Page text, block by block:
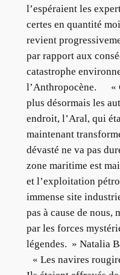
l’espéraient les
certes en quantité
revient
par rapport aux
catastrophe
l’Anthropocène. «
plus désormais les
endroit, l’Aral, qui
maintenant
dévasté ne va pas
zone maritime est
et l’exploitation
immense site
pas à cause de nous,
par les forces
légendes. » Natalia
« Les navires